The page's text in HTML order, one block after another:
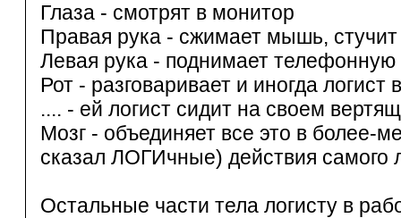
Глаза - смотрят в монитор
Правая рука - сжимает мышь, стучит
Левая рука - поднимает телефонную
Рот - разговаривает и иногда логист
.... - ей логист сидит на своем
Мозг - объединяет все это в
сказал ЛОГИчные) действия самого
Остальные части тела логисту в